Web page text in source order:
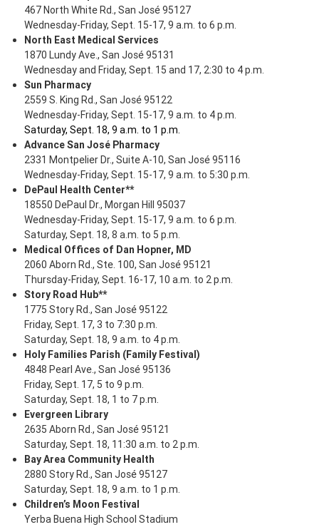
467 North White Rd., San José 95127
Wednesday-Friday, Sept. 15-17, 9 a.m. to 6 p.m.
North East Medical Services
1870 Lundy Ave., San José 95131
Wednesday and Friday, Sept. 15 and 17, 2:30 to 4 p.m.
Sun Pharmacy
2559 S. King Rd., San José 95122
Wednesday-Friday, Sept. 15-17, 9 a.m. to 4 p.m.
Saturday, Sept. 18, 9 a.m. to 1 p.m.
Advance San José Pharmacy
2331 Montpelier Dr., Suite A-10, San José 95116
Wednesday-Friday, Sept. 15-17, 9 a.m. to 5:30 p.m.
DePaul Health Center**
18550 DePaul Dr., Morgan Hill 95037
Wednesday-Friday, Sept. 15-17, 9 a.m. to 6 p.m.
Saturday, Sept. 18, 8 a.m. to 5 p.m.
Medical Offices of Dan Hopner, MD
2060 Aborn Rd., Ste. 100, San José 95121
Thursday-Friday, Sept. 16-17, 10 a.m. to 2 p.m.
Story Road Hub**
1775 Story Rd., San José 95122
Friday, Sept. 17, 3 to 7:30 p.m.
Saturday, Sept. 18, 9 a.m. to 4 p.m.
Holy Families Parish (Family Festival)
4848 Pearl Ave., San José 95136
Friday, Sept. 17, 5 to 9 p.m.
Saturday, Sept. 18, 1 to 7 p.m.
Evergreen Library
2635 Aborn Rd., San José 95121
Saturday, Sept. 18, 11:30 a.m. to 2 p.m.
Bay Area Community Health
2880 Story Rd., San José 95127
Saturday, Sept. 18, 9 a.m. to 1 p.m.
Children’s Moon Festival
Yerba Buena High School Stadium